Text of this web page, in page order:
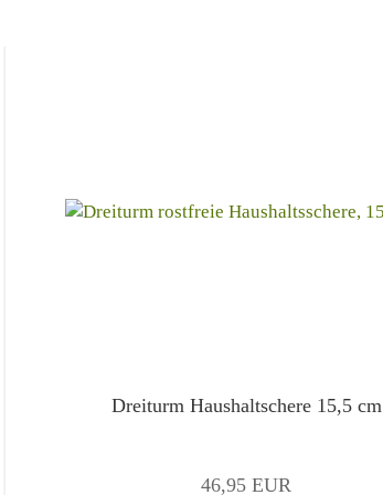
Dreiturm Haushaltschere 15,5 cm
46,95 EUR